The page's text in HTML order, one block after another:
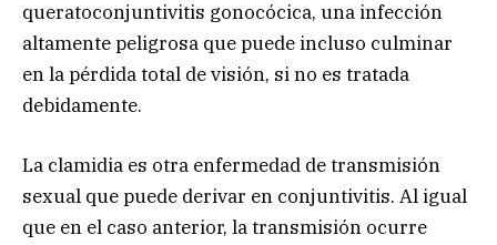
queratoconjuntivitis gonocócica, una infección
altamente peligrosa que puede incluso culminar
en la pérdida total de visión, si no es tratada
debidamente.
La clamidia es otra enfermedad de transmisión
sexual que puede derivar en conjuntivitis. Al igual
que en el caso anterior, la transmisión ocurre